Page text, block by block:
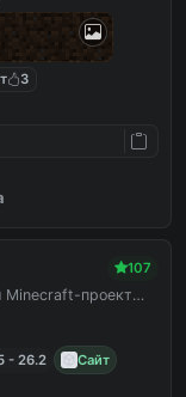
3
107
проект
- 26.2
Сайт